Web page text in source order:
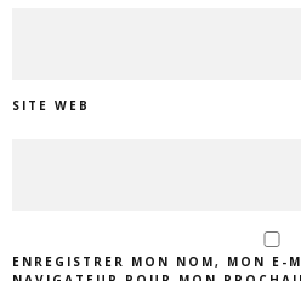
SITE WEB
ENREGISTRER MON NOM, MON E-